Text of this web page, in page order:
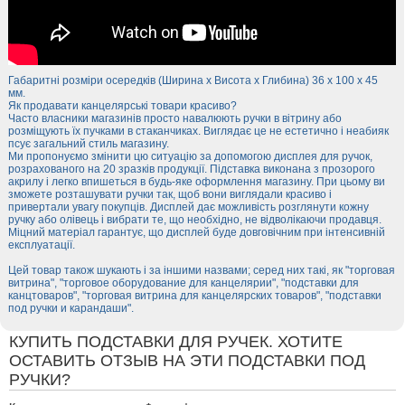
КУПИТЬ ПОДСТАВКИ ДЛЯ РУЧЕК. ХОТИТЕ
ОСТАВИТЬ ОТЗЫВ НА ЭТИ ПОДСТАВКИ ПОД
РУЧКИ?
Габаритні розміри осередків (Ширина х Висота х Глибина) 36 х 100 х 45
мм.
Як продавати канцелярські товари красиво?
Часто власники магазинів просто навалюють ручки в вітрину або
розміщують їх пучками в стаканчиках. Виглядає це не естетично і неабияк
псує загальний стиль магазину.
Ми пропонуємо змінити цю ситуацію за допомогою дисплея для ручок,
розрахованого на 20 зразків продукції. Підставка виконана з прозорого
акрилу і легко впишеться в будь-яке оформлення магазину. При цьому ви
зможете розташувати ручки так, щоб вони виглядали красиво і
привертали увагу покупців. Дисплей дає можливість розглянути кожну
ручку або олівець і вибрати те, що необхідно, не відволікаючи продавця.
Міцний матеріал гарантує, що дисплей буде довговічним при інтенсивній
експлуатації.
Цей товар також шукають і за іншими назвами; серед них такі, як "торговая
витрина", "торговое оборудование для канцелярии", "подставки для
канцтоваров", "торговая витрина для канцелярских товаров", "подставки
под ручки и карандаши".